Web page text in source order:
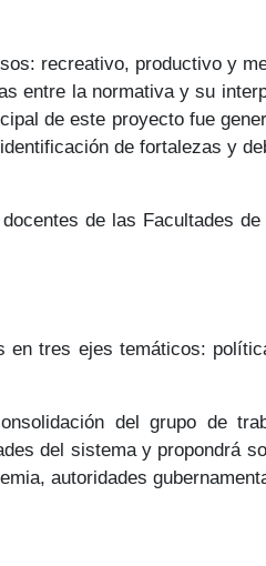
recreativo, productivo y
entre la normativa y su
de este proyecto fue
de fortalezas y
de las Facultades
tres ejes temáticos:
del grupo de
del sistema y propondrá
autoridades